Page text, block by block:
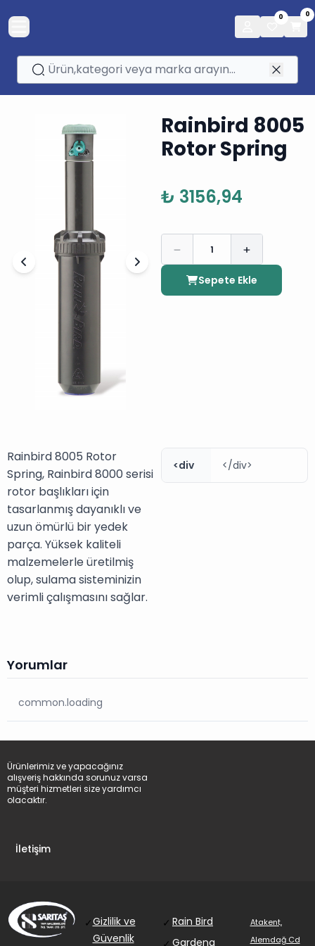
0 0
Rainbird 8005
Rotor Spring
₺ 3156,94
1
Sepete Ekle
Rainbird 8005 Rotor
Spring, Rainbird 8000 serisi
rotor başlıkları için
tasarlanmış dayanıklı ve
uzun ömürlü bir yedek
parça. Yüksek kaliteli
malzemelerle üretilmiş
olup, sulama sisteminizin
verimli çalışmasını sağlar.
<div </div>
Yorumlar
common.loading
Ürünlerimiz ve yapacağınız
alışveriş hakkında sorunuz varsa
müşteri hizmetleri size yardımcı
olacaktır.
İletişim
✓Gizlilik ve
Güvenlik
✓ Rain Bird
Gardena
Atakent,
Alemdağ Cd